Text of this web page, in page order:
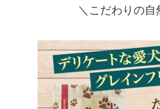
＼ こだわりの自